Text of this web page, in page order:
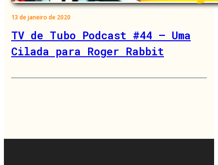
13 de janeiro de 2020
TV de Tubo Podcast #44 – Uma
Cilada para Roger Rabbit